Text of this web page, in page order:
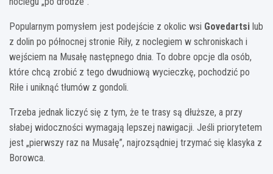
Popularnym pomysłem jest podejście z okolic wsi Govedartsi lub
z dolin po północnej stronie Riły, z noclegiem w schroniskach i
wejściem na Musałę następnego dnia. To dobre opcje dla osób,
które chcą zrobić z tego dwudniową wycieczkę, pochodzić po
Riłe i uniknąć tłumów z gondoli.
Trzeba jednak liczyć się z tym, że te trasy są dłuższe, a przy
słabej widoczności wymagają lepszej nawigacji. Jeśli priorytetem
jest „pierwszy raz na Musałę”, najrozsądniej trzymać się klasyka z
Borowca.